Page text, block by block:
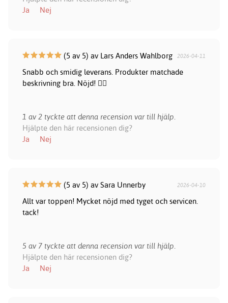
Ja
Nej
(5 av 5) av Lars Anders Wahlborg 2026-04-11
Snabb och smidig leverans. Produkter matchade
beskrivning bra. Nöjd! 👍🏻
1 av 2 tyckte att denna recension var till hjälp.
Hjälpte den här recensionen dig?
Ja
Nej
(5 av 5) av Sara Unnerby 2026-04-10
Allt var toppen! Mycket nöjd med tyget och servicen.
tack!
5 av 7 tyckte att denna recension var till hjälp.
Hjälpte den här recensionen dig?
Ja
Nej